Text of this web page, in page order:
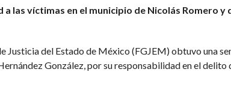
las víctimas en el municipio de Nicolás Romero y
Justicia del Estado de México (FGJEM) obtuvo una
González, por su responsabilidad en el delito